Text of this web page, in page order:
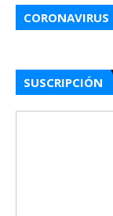
CORONAVIRUS
SUSCRIPCIÓN